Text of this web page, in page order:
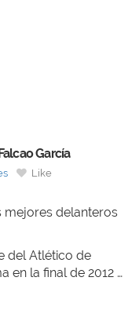
García
Like
mejores delanteros
del Atlético de
en la final de 2012 …